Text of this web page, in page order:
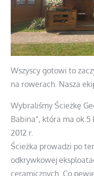
Wszyscy gotowi to
na rowerach. Nasza
Wybraliśmy Ścieżkę
Babina”, która ma
2012 r.
Ścieżka prowadzi po
odkrywkowej
ceramicznych. Co